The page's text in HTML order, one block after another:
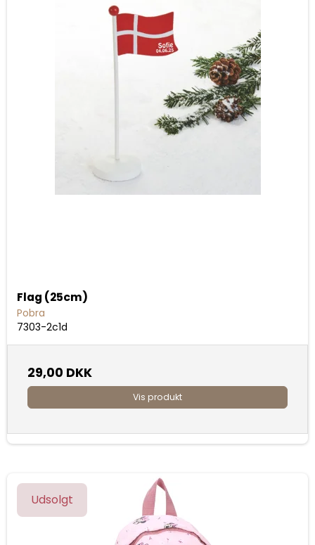
Flag (25cm)
Pobra
7303-2c1d
29,00 DKK
Vis produkt
Udsolgt